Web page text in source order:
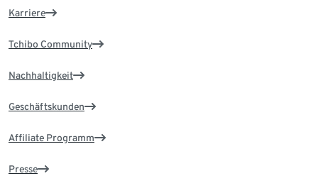
Karriere
Tchibo Community
Nachhaltigkeit
Geschäftskunden
Affiliate Programm
Presse